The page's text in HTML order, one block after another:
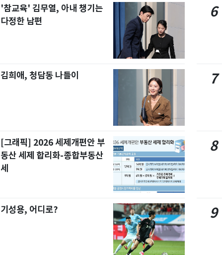
'참교육' 김무열, 아내 챙기는
다정한 남편
김희애, 청담동 나들이
[그래픽] 2026 세제개편안 부
동산 세제 합리화-종합부동산
세
기성용, 어디로?
6
7
8
9